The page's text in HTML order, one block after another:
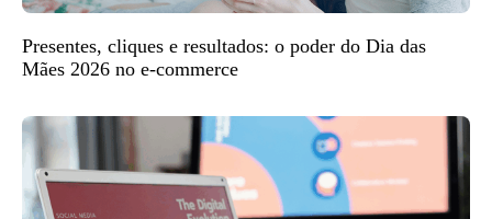
Presentes, cliques e resultados: o poder do Dia das
Mães 2026 no e-commerce